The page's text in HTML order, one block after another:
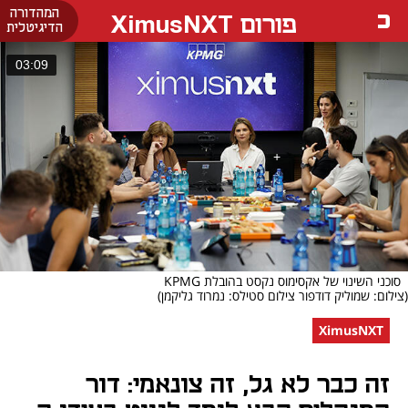
המהדורה
הדיגיטלית
פורום XimusNXT
03:09
סוכני השינוי של אקסימוס נקסט בהובלת KPMG
(צילום: שמוליק דודפור צילום סטילס: נמרוד גליקמן)
XimusNXT
זה כבר לא גל, זה צונאמי: דור